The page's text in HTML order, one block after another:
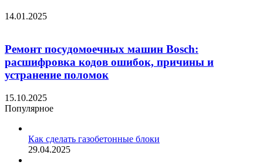
14.01.2025
Ремонт посудомоечных машин Bosch:
расшифровка кодов ошибок, причины и
устранение поломок
15.10.2025
Популярное
Как сделать газобетонные блоки
29.04.2025